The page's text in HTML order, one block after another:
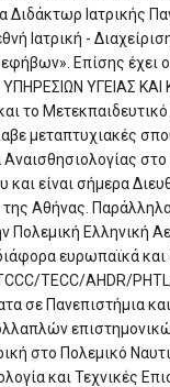
Διδάκτωρ Ιατρικής
Ιατρική -
Επίσης
ΥΓΕΙΑΣ
τo
μεταπτυχιακές
είναι σήμερα
Αθήνας. Παράλληλα
Πολεμική Ελληνική
ευρωπαϊκά
TECC/AHDR/
σε Πανεπιστήμια
στο Πολεμικό
και Τεχνικές